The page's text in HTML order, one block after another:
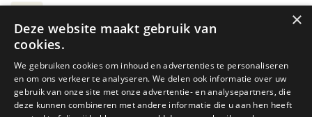
draagsysteem, zodat ook zwaardere lasten comfortabel
en stabiel gedragen kunnen worden.
Hoeveel liter je precies nodig hebt, hangt af van de duur
van je tocht en de manier waarop je inpakt. Een compacte
backpack van ongeveer 40 tot 50 liter kan volstaan voor
×
Deze website maakt gebruik van
cookies.
We gebruiken cookies om inhoud en advertenties te personaliseren
en om ons verkeer te analyseren. We delen ook informatie over uw
gebruik van onze site met onze advertentie- en analysepartners, die
deze kunnen combineren met andere informatie die u aan hen heeft